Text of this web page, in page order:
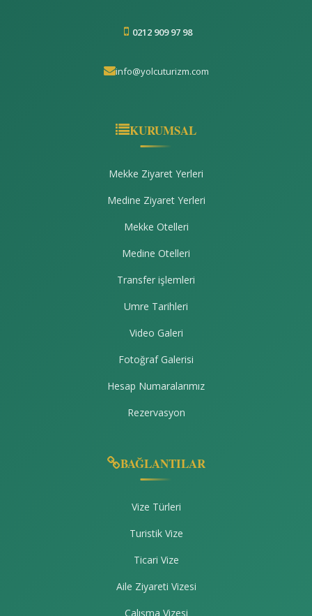
0212 909 97 98
info@yolcuturizm.com
KURUMSAL
Mekke Ziyaret Yerleri
Medine Ziyaret Yerleri
Mekke Otelleri
Medine Otelleri
Transfer işlemleri
Umre Tarihleri
Video Galeri
Fotoğraf Galerisi
Hesap Numaralarımız
Rezervasyon
BAĞLANTILAR
Vize Türleri
Turistik Vize
Ticari Vize
Aile Ziyareti Vizesi
Çalışma Vizesi